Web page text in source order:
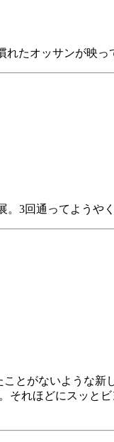
たオッサンが映っ
3回通ってようや
とがないような
れほどにスッと